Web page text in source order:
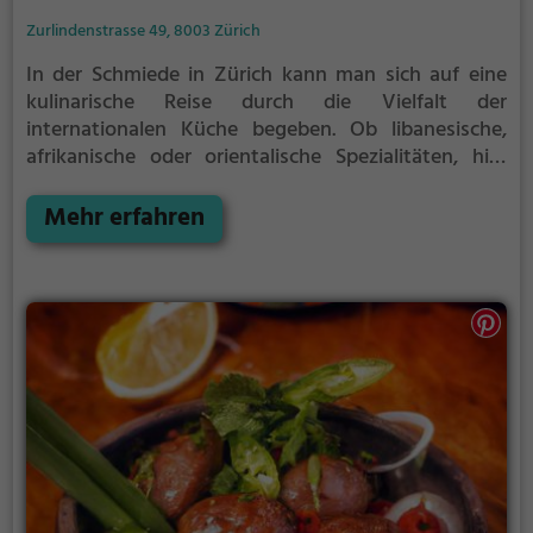
Zurlindenstrasse 49, 8003 Zürich
In der Schmiede in Zürich kann man sich auf eine
kulinarische Reise durch die Vielfalt der
internationalen Küche begeben. Ob libanesische,
afrikanische oder orientalische Spezialitäten, hier
und Vegetarier gibt es eine große Auswahl an
Gerichten. Bei einem gemütlichen Frühstück oder
man die entspannte Atmosphäre genießen.
Zusätzlich werden hier auch Halal-Speisen
angeboten. Die Schmiede ist ein Ort, der zum
Verweilen einlädt und gleichzeitig für
gastronomische Abwechslung sorgt.
Mehr erfahren